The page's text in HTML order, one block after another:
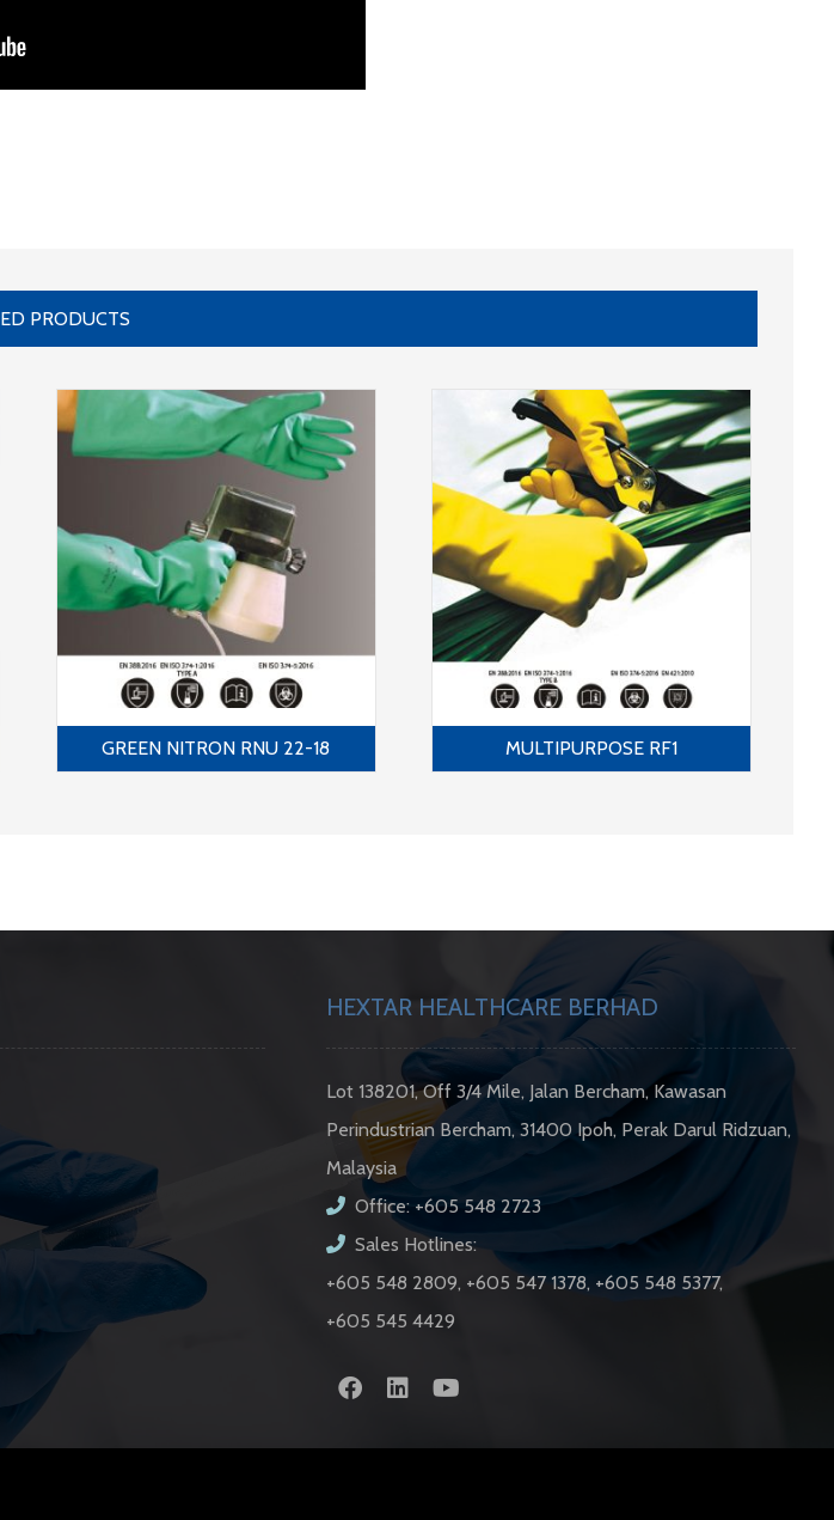
PRODUCTS
GREEN NITRON RNU 22-18 MULTIPURPOSE RF1
HEXTAR HEALTHCARE BERHAD
Lot 138201, Off 3/4 Mile, Jalan Bercham, Kawasan
Perindustrian Bercham, 31400 Ipoh, Perak Darul Ridzuan,
Malaysia
Office: +605 548 2723
Sales Hotlines:
+605 548 2809, +605 547 1378, +605 548 5377,
+605 545 4429